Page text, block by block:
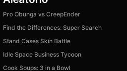
Pro Obunga vs CreepEnder
Find the Differences: Super Search
Stand Cases Skin Battle
Idle Space Business Tycoon
Cook Soups: 3 in a Bowl